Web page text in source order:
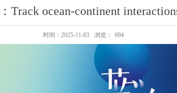
ocean-continent
时间：2025-11-03 浏览： 694